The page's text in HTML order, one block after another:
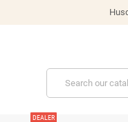
DEALER